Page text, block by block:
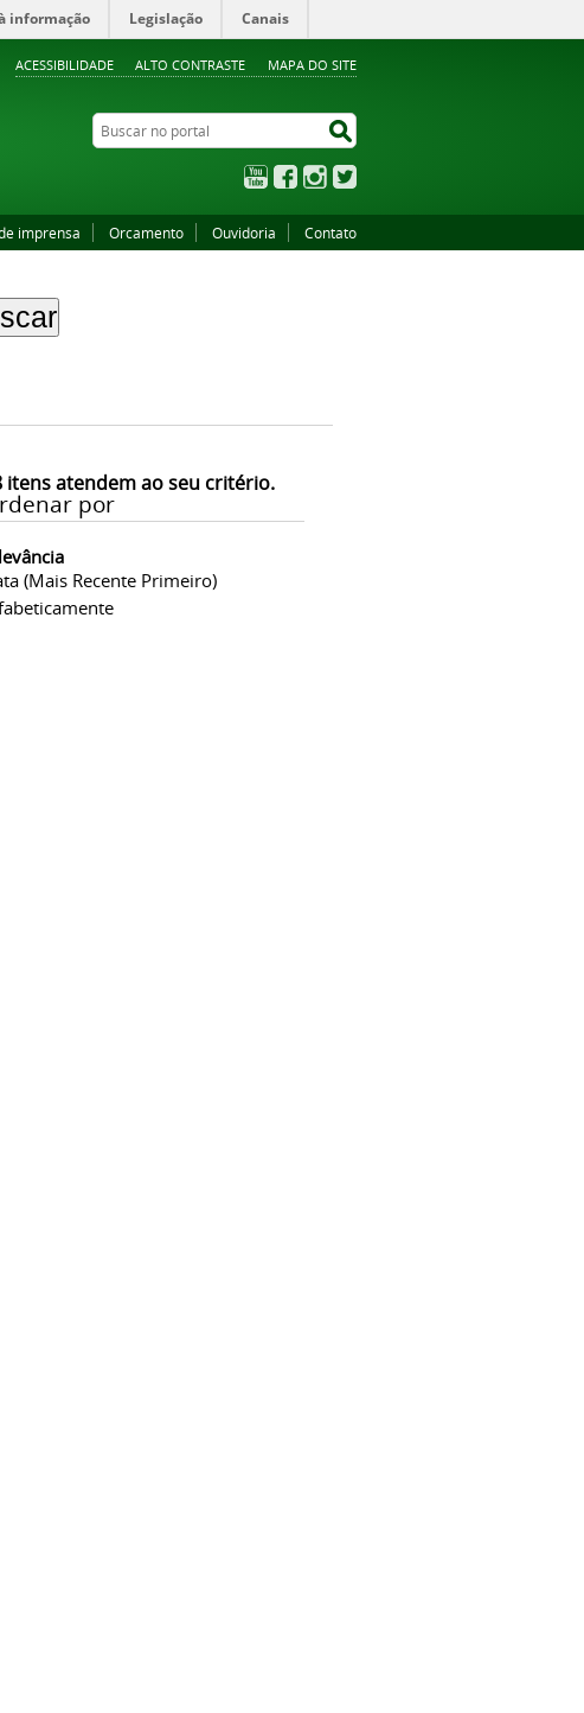
ACESSIBILIDADE ALTO CONTRASTE MAPA DO SITE
informação Legislação Canais
Buscar no portal
YouTubeFacebookInstagram
imprensa Orcamento Ouvidoria Contato
itens atendem ao seu critério.
por
(mais Recente Primeiro)